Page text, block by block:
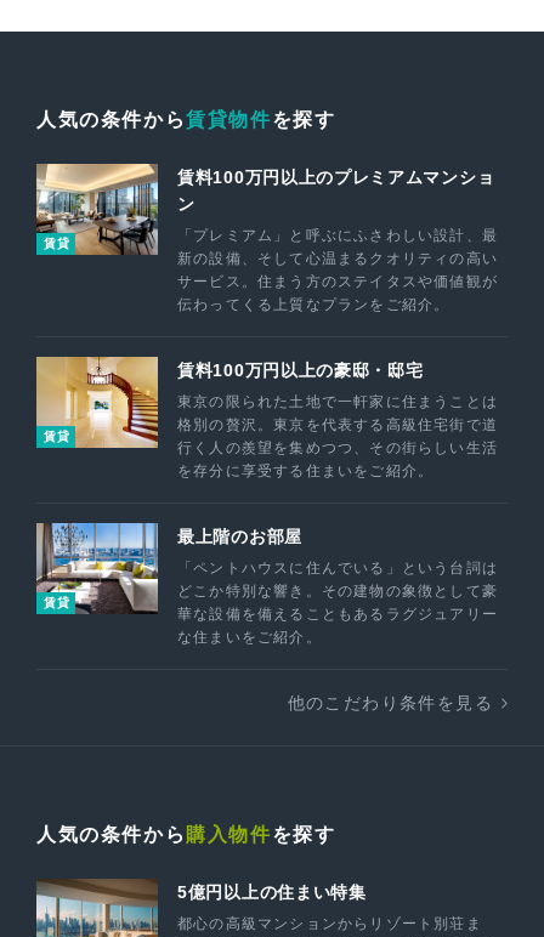
人気の条件から賃貸物件を探す
賃貸
賃料100万円以上のプレミアムマンショ
ン
「プレミアム」と呼ぶにふさわしい設計、最
新の設備、そして心温まるクオリティの高い
サービス。住まう方のステイタスや価値観が
伝わってくる上質なプランをご紹介。
賃貸
賃料100万円以上の豪邸・邸宅
東京の限られた土地で一軒家に住まうことは
格別の贅沢。東京を代表する高級住宅街で道
行く人の羨望を集めつつ、その街らしい生活
を存分に享受する住まいをご紹介。
賃貸
最上階のお部屋
「ペントハウスに住んでいる」という台詞は
どこか特別な響き。その建物の象徴として豪
華な設備を備えることもあるラグジュアリー
な住まいをご紹介。
他のこだわり条件を見る
人気の条件から 購入物件を探す
5億円以上の住まい特集
都心の高級マンションからリゾート別荘ま